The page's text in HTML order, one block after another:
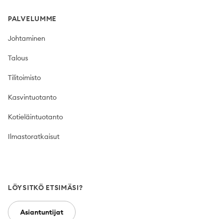
PALVELUMME
Johtaminen
Talous
Tilitoimisto
Kasvintuotanto
Kotieläintuotanto
Ilmastoratkaisut
LÖYSITKÖ ETSIMÄSI?
Asiantuntijat